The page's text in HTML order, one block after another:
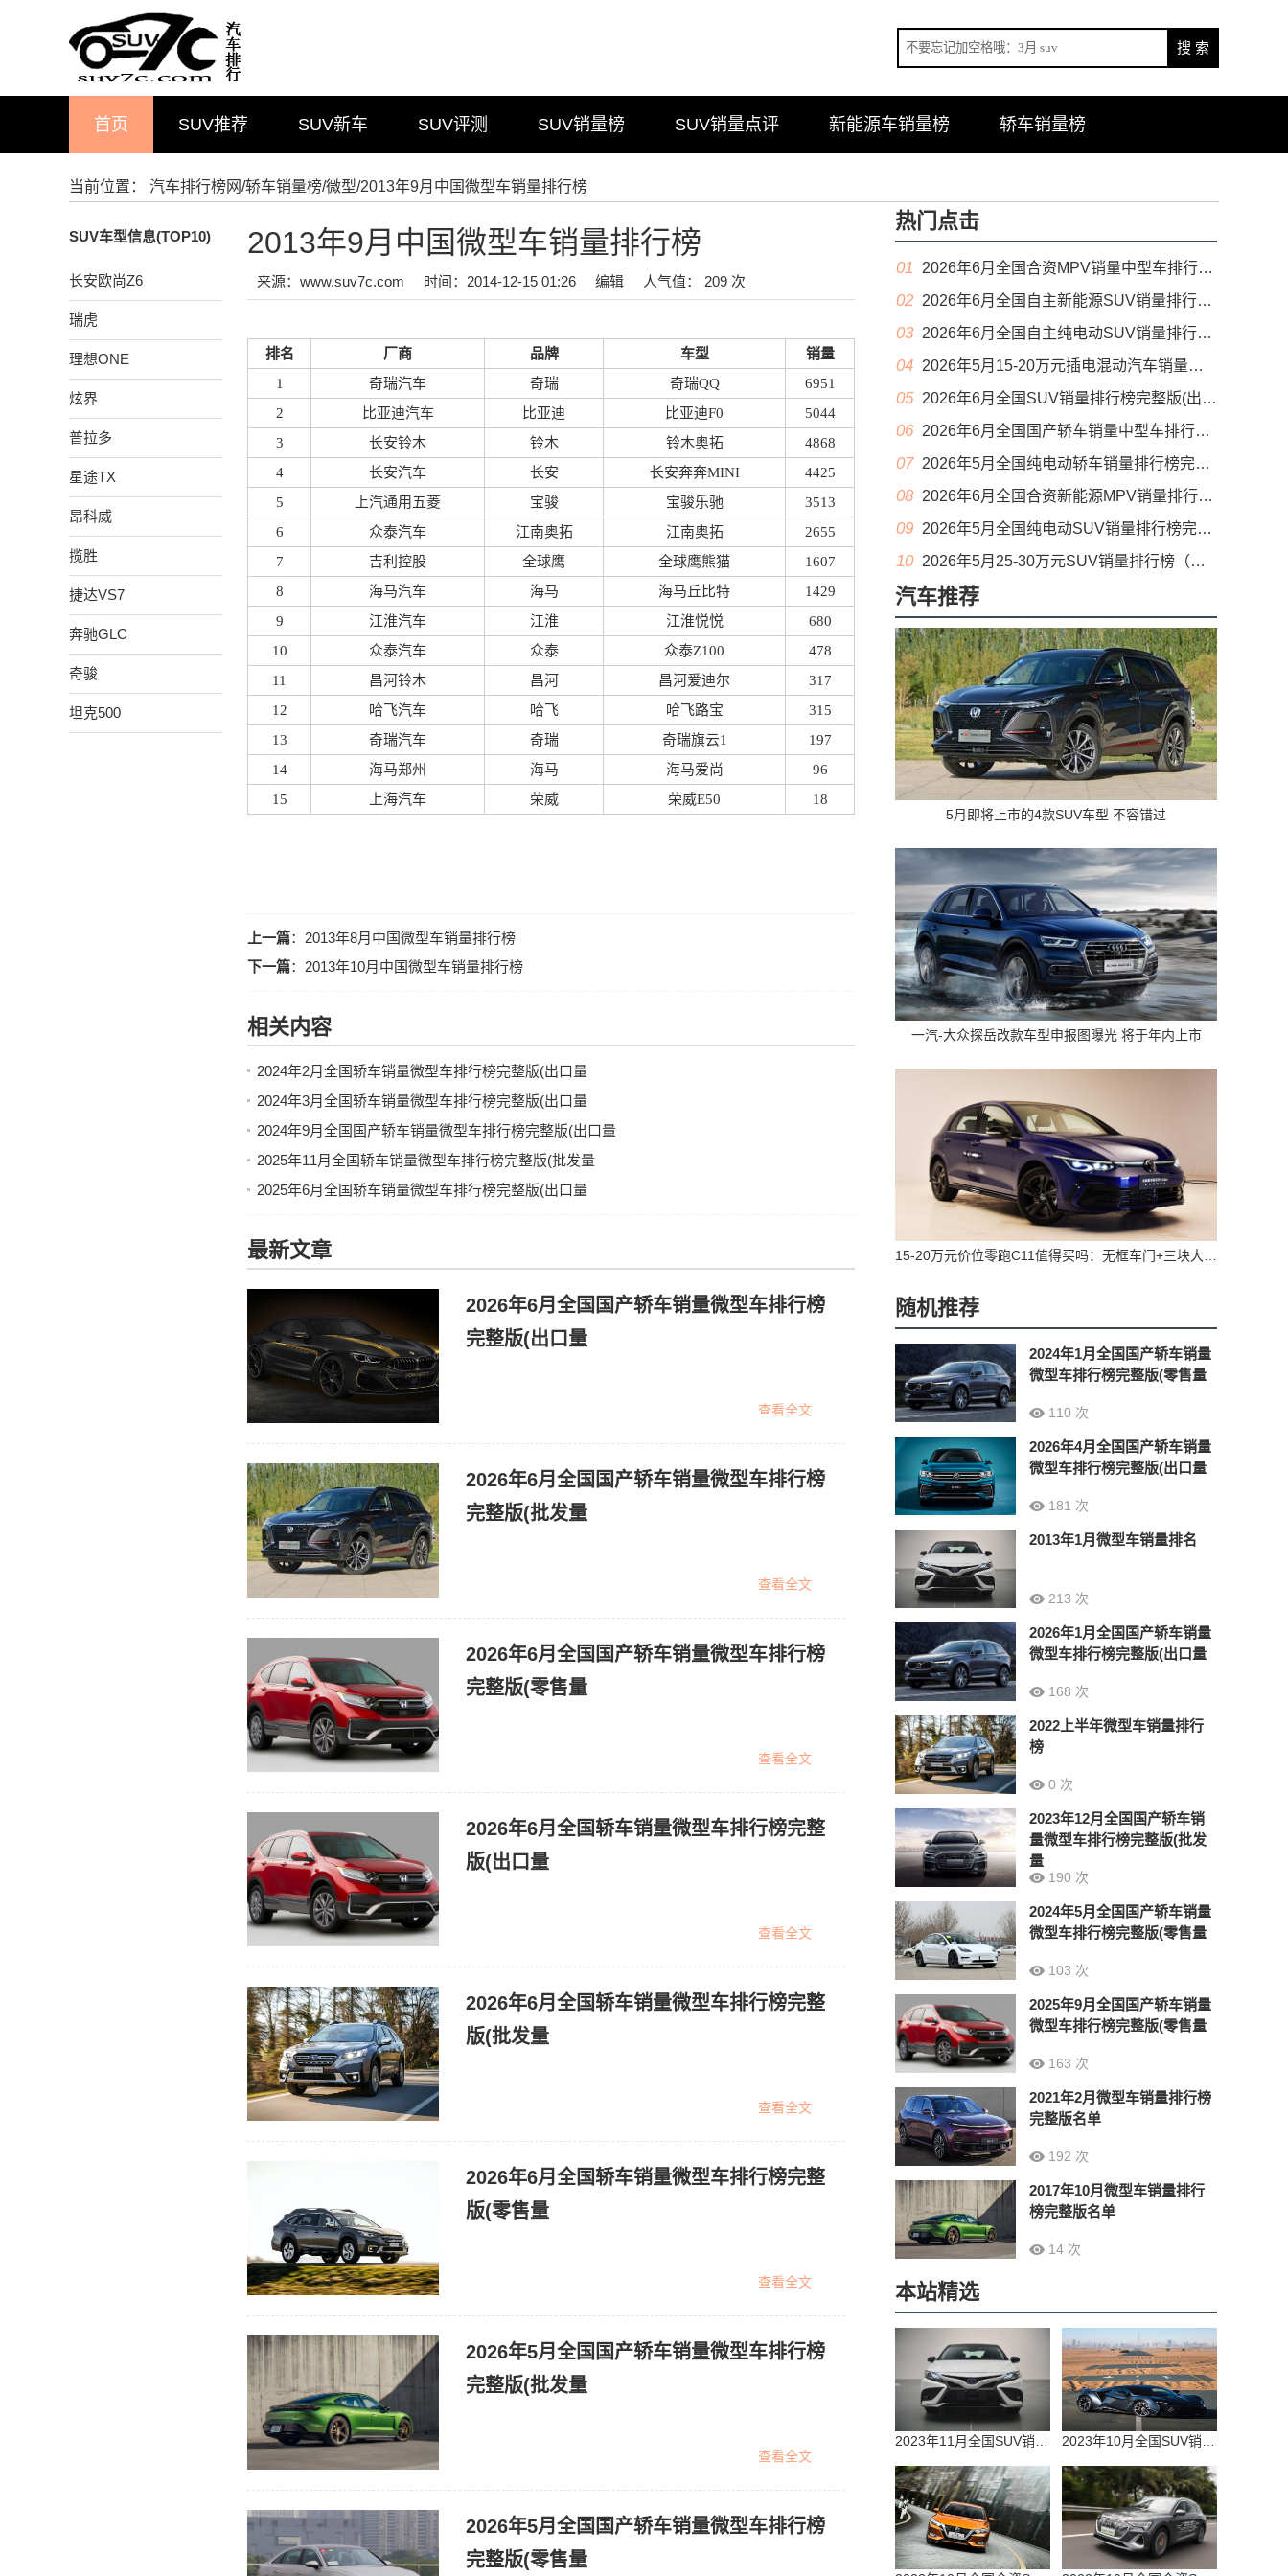
首页 SUV推荐 SUV新车 SUV评测 SUV销量榜 SUV销量点评 新能源车销量榜 轿车销量榜
当前位置： 汽车排行榜网/轿车销量榜/微型/2013年9月中国微型车销量排行榜
SUV车型信息(TOP10)
长安欧尚Z6
瑞虎
理想ONE
炫界
普拉多
星途TX
昂科威
揽胜
捷达VS7
奔驰GLC
奇骏
坦克500
2013年9月中国微型车销量排行榜
来源：www.suv7c.com 时间：2014-12-15 01:26 编辑 人气值： 209 次
排名 厂商 品牌 车型
销量
1
奇瑞汽车 奇瑞 奇瑞QQ
6951
2
比亚迪汽车 比亚迪 比亚迪F0
5044
3
长安铃木 铃木 铃木奥拓
4868
4
长安汽车 长安 长安奔奔MINI
4425
5
上汽通用五菱 宝骏 宝骏乐驰
3513
6
众泰汽车 江南奥拓 江南奥拓
2655
7
吉利控股 全球鹰 全球鹰熊猫
1607
8
海马汽车 海马 海马丘比特
1429
9
江淮汽车 江淮 江淮悦悦
680
10
众泰汽车 众泰 众泰Z100
478
11
昌河铃木 昌河 昌河爱迪尔
317
12
哈飞汽车 哈飞 哈飞路宝
315
13
奇瑞汽车 奇瑞 奇瑞旗云1
197
14
海马郑州 海马 海马爱尚
96
15
上海汽车 荣威 荣威E50 18
上一篇： 2013年8月中国微型车销量排行榜
下一篇： 2013年10月中国微型车销量排行榜
相关内容
2024年2月全国轿车销量微型车排行榜完整版(出口量
2024年3月全国轿车销量微型车排行榜完整版(出口量
2024年9月全国国产轿车销量微型车排行榜完整版(出口量
2025年11月全国轿车销量微型车排行榜完整版(批发量
2025年6月全国轿车销量微型车排行榜完整版(出口量
最新文章
2026年6月全国国产轿车销量微型车排行榜
完整版(出口量
查看全文
2026年6月全国国产轿车销量微型车排行榜
完整版(批发量
查看全文
2026年6月全国国产轿车销量微型车排行榜
完整版(零售量
查看全文
2026年6月全国轿车销量微型车排行榜完整
版(出口量
查看全文
2026年6月全国轿车销量微型车排行榜完整
版(批发量
查看全文
2026年6月全国轿车销量微型车排行榜完整
版(零售量
查看全文
2026年5月全国国产轿车销量微型车排行榜
完整版(批发量
查看全文
2026年5月全国国产轿车销量微型车排行榜
完整版(零售量
热门点击
01 2026年6月全国合资MPV销量中型车排行榜完整版(零售量
02 2026年6月全国自主新能源SUV销量排行榜完整版(零售量
03 2026年6月全国自主纯电动SUV销量排行榜完整版(零售量
04 2026年5月15-20万元插电混动汽车销量排行榜（零售量）
05 2026年6月全国SUV销量排行榜完整版(出口量
06 2026年6月全国国产轿车销量中型车排行榜完整版(零售量
07 2026年5月全国纯电动轿车销量排行榜完整版(批发量
08 2026年6月全国合资新能源MPV销量排行榜完整版(零售量
09 2026年5月全国纯电动SUV销量排行榜完整版(零售量
10 2026年5月25-30万元SUV销量排行榜（零售量）
汽车推荐
5月即将上市的4款SUV车型 不容错过
一汽-大众探岳改款车型申报图曝光 将于年内上市
随机推荐
2024年1月全国国产轿车销量
微型车排行榜完整版(零售量
110 次
2026年4月全国国产轿车销量
微型车排行榜完整版(出口量
181 次
2013年1月微型车销量排名
213 次
2026年1月全国国产轿车销量
微型车排行榜完整版(出口量
168 次
2022上半年微型车销量排行
榜
0 次
2023年12月全国国产轿车销
量微型车排行榜完整版(批发
量
190 次
2024年5月全国国产轿车销量
微型车排行榜完整版(零售量
103 次
2025年9月全国国产轿车销量
微型车排行榜完整版(零售量
163 次
2021年2月微型车销量排行榜
完整版名单
192 次
2017年10月微型车销量排行
榜完整版名单
14 次
本站精选